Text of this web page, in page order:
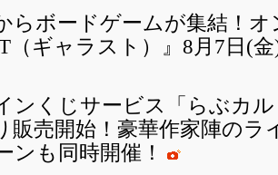
らボードゲームが集結！
（ギャラスト）』8月7日(
ンくじサービス「らぶカ
販売開始！豪華作家陣の
ンも同時開催！